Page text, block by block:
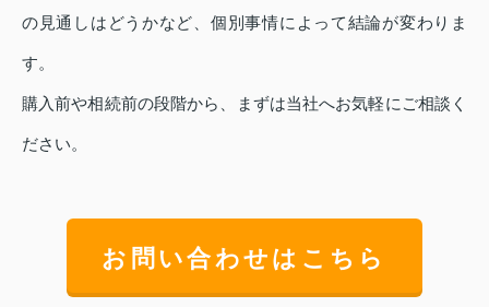
の見通しはどうかなど、個別事情によって結論が変わりま
す。
購入前や相続前の段階から、まずは当社へお気軽にご相談く
ださい。
お問い合わせはこちら